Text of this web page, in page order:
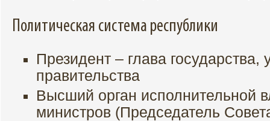
Политическая система республики
Президент – глава
правительства
Высший орган исполнительной
министров (Председатель